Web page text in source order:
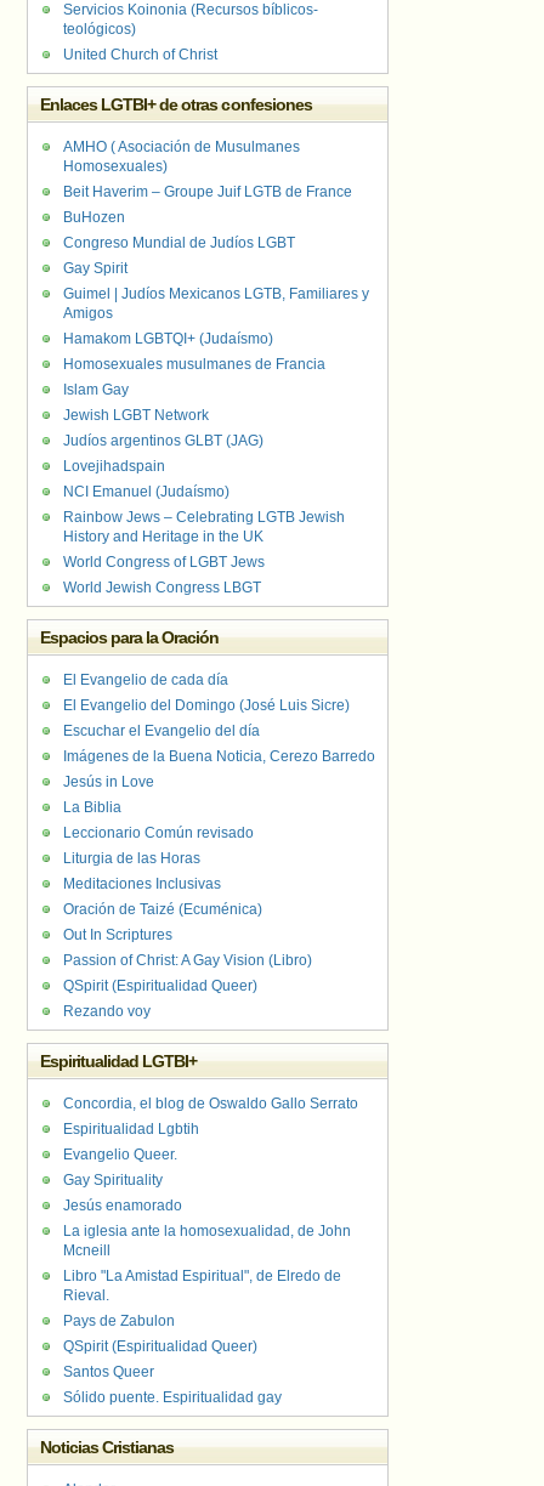
Servicios Koinonia (Recursos bíblicos-
teológicos)
United Church of Christ
Enlaces LGTBI+ de otras confesiones
AMHO ( Asociación de Musulmanes
Homosexuales)
Beit Haverim – Groupe Juif LGTB de France
BuHozen
Congreso Mundial de Judíos LGBT
Gay Spirit
Guimel | Judíos Mexicanos LGTB, Familiares y
Amigos
Hamakom LGBTQI+ (Judaísmo)
Homosexuales musulmanes de Francia
Islam Gay
Jewish LGBT Network
Judíos argentinos GLBT (JAG)
Lovejihadspain
NCI Emanuel (Judaísmo)
Rainbow Jews – Celebrating LGTB Jewish
History and Heritage in the UK
World Congress of LGBT Jews
World Jewish Congress LBGT
Espacios para la Oración
El Evangelio de cada día
El Evangelio del Domingo (José Luis Sicre)
Escuchar el Evangelio del día
Imágenes de la Buena Noticia, Cerezo Barredo
Jesús in Love
La Biblia
Leccionario Común revisado
Liturgia de las Horas
Meditaciones Inclusivas
Oración de Taizé (Ecuménica)
Out In Scriptures
Passion of Christ: A Gay Vision (Libro)
QSpirit (Espiritualidad Queer)
Rezando voy
Espiritualidad LGTBI+
Concordia, el blog de Oswaldo Gallo Serrato
Espiritualidad Lgbtih
Evangelio Queer.
Gay Spirituality
Jesús enamorado
La iglesia ante la homosexualidad, de John
Mcneill
Libro "La Amistad Espiritual", de Elredo de
Rieval.
Pays de Zabulon
QSpirit (Espiritualidad Queer)
Santos Queer
Sólido puente. Espiritualidad gay
Noticias Cristianas